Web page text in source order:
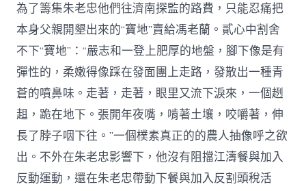
為了籌集朱老忠他們往濟南探監的路費，只能忍痛把
本身父親開墾出來的“寶地”賣給馮老蘭。貳心中割舍
不下“寶地”：“嚴志和一登上肥厚的地盤，腳下像是有
彈性的，柔嫩得像踩在發面團上走路，發散出一種青
蒼的噴鼻味。走著，走著，眼里又流下淚來，一個趔
趄，跪在地下。張開年夜嘴，啃著土壤，咬嚼著，伸
長了脖子咽下往。”一個樸素真正的的農人抽像呼之欲
出。不外在朱老忠影響下，他沒有阻擋江濤餐與加入
反動運動，還在朱老忠帶動下餐與加入反割頭稅活